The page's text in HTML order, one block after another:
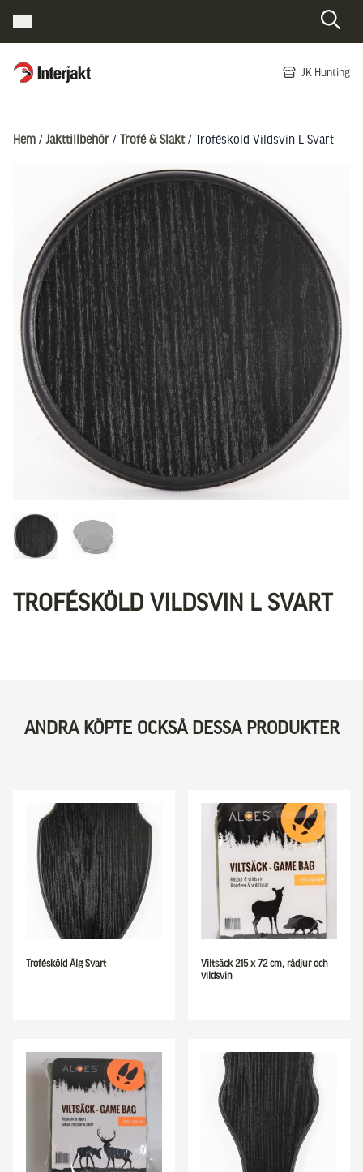
Interjakt SE JK Hunting
Hem / Jakttillbehör / Trofé & Slakt/ Trofésköld Vildsvin L Svart
TROFÉSKÖLD VILDSVIN L SVART
ANDRA KÖPTE OCKSÅ DESSA PRODUKTER
Trofésköld Älg Svart
Viltsäck 215 x 72 cm, rådjur och
vildsvin